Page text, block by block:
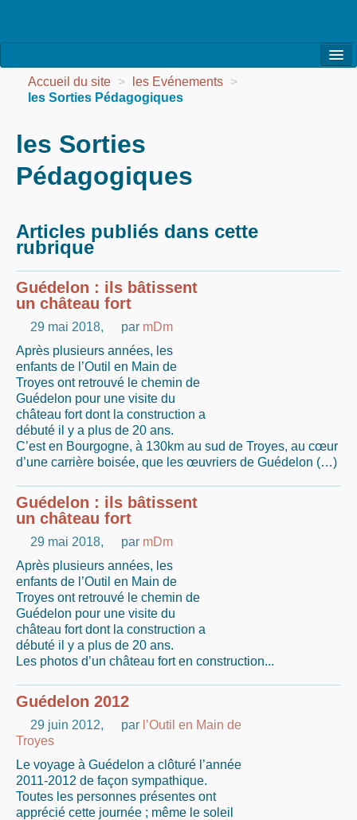
l’Association
la Vie des Ateliers
les Evénements
Agenda
Contact
Accueil du site > les Evénements >
les Sorties Pédagogiques
les Sorties
Pédagogiques
Articles publiés dans cette
rubrique
Guédelon : ils bâtissent
un château fort
29 mai 2018, par mDm
Après plusieurs années, les
enfants de l’Outil en Main de
Troyes ont retrouvé le chemin de
Guédelon pour une visite du
château fort dont la construction a
débuté il y a plus de 20 ans.
C’est en Bourgogne, à 130km au sud de Troyes, au cœur
d’une carrière boisée, que les œuvriers de Guédelon (…)
Guédelon : ils bâtissent
un château fort
29 mai 2018, par mDm
Après plusieurs années, les
enfants de l’Outil en Main de
Troyes ont retrouvé le chemin de
Guédelon pour une visite du
château fort dont la construction a
débuté il y a plus de 20 ans.
Les photos d’un château fort en construction...
Guédelon 2012
29 juin 2012, par l’Outil en Main de
Troyes
Le voyage à Guédelon a clôturé l’année
2011-2012 de façon sympathique.
Toutes les personnes présentes ont
apprécié cette journée ; même le soleil